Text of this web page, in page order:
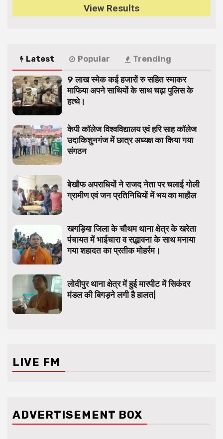
View Results
Latest Popular Trending
9 लाख स्मेक कई हजारों रु सहित स्माकर
माफिया अपने साथियों के साथ चढ़ा पुलिस के
हत्थे।
केपी कॉलेज विश्वविद्यालय एवं हरि साह कॉलेज
उदाकिशुनगंज में छात्र अध्यक्ष का किया गया
संगठन
बेखौफ अपराधियों ने राजद नेता पर चलाई गोली
ग्रामीण एवं जन प्रतिनिधियों में भय का माहौल
खगड़िया जिला के चौथम थाना क्षेत्र के खरेता
पंचायत में भाईचारा व सद्भावना के साथ मनाया
गया शहादत का प्रतीक मोहर्रम।
लोदीपुर थाना क्षेत्र में हुई मारपीट में सिकंदर
मंडल की बिगड़ने लगी है हालत|
LIVE FM
ADVERTISEMENT BOX